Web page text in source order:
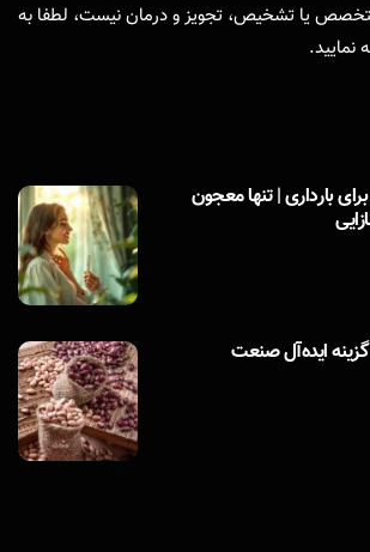
یا تشخیص، تجویز و درمان نیست، لطفا به
نمایید.
بارداری | تنها معجون
گزینه ایده‌آل صنعت